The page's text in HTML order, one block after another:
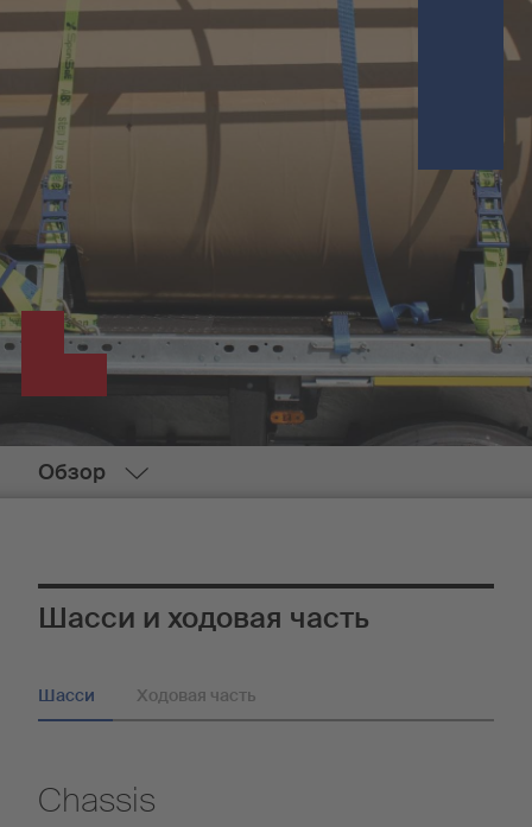
Обзор
Шасси и ходовая часть
Шасси Ходовая часть
Chassis